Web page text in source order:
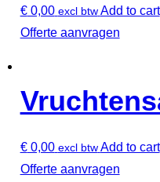
€0,00 excl btw Add to cart
Offerte aanvragen
€0,00 excl btw Add to cart
Offerte aanvragen